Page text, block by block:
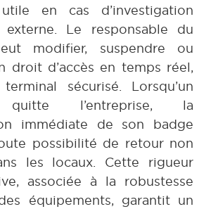
en cas d’investigation
Le responsable du
modifier, suspendre ou
droit d’accès en temps réel,
sécurisé. Lorsqu’un
quitte l’entreprise, la
immédiate de son badge
possibilité de retour non
les locaux. Cette rigueur
associée à la robustesse
équipements, garantit un